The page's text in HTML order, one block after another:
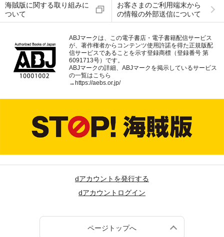
海賊版に関する取り組みに
ついて
お客さまのご利用端末から
の情報の外部送信について
ABJマークは、この電子書店・電子書籍配信サービス
が、著作権者からコンテンツ使用許諾を得た正規版配
信サービスであることを示す登録商標（登録番号 第
6091713号）です。
ABJマークの詳細、ABJマークを掲示しているサービス
の一覧はこちら
→ https://aebs.or.jp/
dアカウントを発行する
dアカウントログイン
ページトップへ